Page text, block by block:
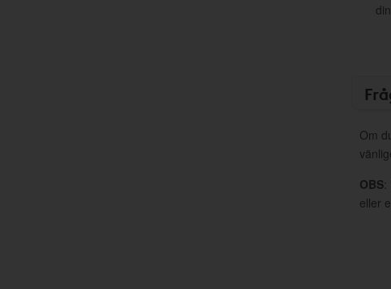
Om
OBS:
eller